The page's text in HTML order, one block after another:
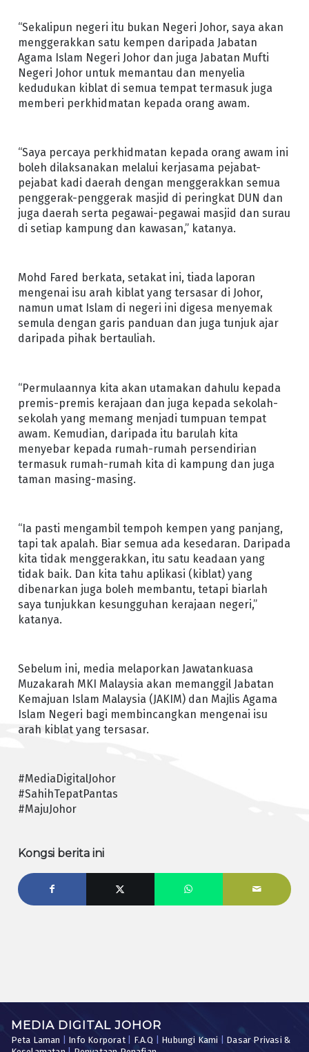
“Sekalipun negeri itu bukan Negeri Johor, saya akan
menggerakkan satu kempen daripada Jabatan
Agama Islam Negeri Johor dan juga Jabatan Mufti
Negeri Johor untuk memantau dan menyelia
kedudukan kiblat di semua tempat termasuk juga
memberi perkhidmatan kepada orang awam.
“Saya percaya perkhidmatan kepada orang awam ini
boleh dilaksanakan melalui kerjasama pejabat-
pejabat kadi daerah dengan menggerakkan semua
penggerak-penggerak masjid di peringkat DUN dan
juga daerah serta pegawai-pegawai masjid dan surau
di setiap kampung dan kawasan,” katanya.
Mohd Fared berkata, setakat ini, tiada laporan
mengenai isu arah kiblat yang tersasar di Johor,
namun umat Islam di negeri ini digesa menyemak
semula dengan garis panduan dan juga tunjuk ajar
daripada pihak bertauliah.
“Permulaannya kita akan utamakan dahulu kepada
premis-premis kerajaan dan juga kepada sekolah-
sekolah yang memang menjadi tumpuan tempat
awam. Kemudian, daripada itu barulah kita
menyebar kepada rumah-rumah persendirian
termasuk rumah-rumah kita di kampung dan juga
taman masing-masing.
“Ia pasti mengambil tempoh kempen yang panjang,
tapi tak apalah. Biar semua ada kesedaran. Daripada
kita tidak menggerakkan, itu satu keadaan yang
tidak baik. Dan kita tahu aplikasi (kiblat) yang
dibenarkan juga boleh membantu, tetapi biarlah
saya tunjukkan kesungguhan kerajaan negeri,”
katanya.
Sebelum ini, media melaporkan Jawatankuasa
Muzakarah MKI Malaysia akan memanggil Jabatan
Kemajuan Islam Malaysia (JAKIM) dan Majlis Agama
Islam Negeri bagi membincangkan mengenai isu
arah kiblat yang tersasar.
#MediaDigitalJohor
#SahihTepatPantas
#MajuJohor
Kongsi berita ini
MEDIA DIGITAL JOHOR
Peta Laman Info Korporat| F.A.Q Hubungi Kami
Dasar Privasi &